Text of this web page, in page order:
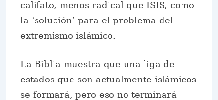
califato, menos radical que ISIS, como
la ‘solución’ para el problema del
extremismo islámico.
La Biblia muestra que una liga de
estados que son actualmente islámicos
se formará, pero eso no terminará